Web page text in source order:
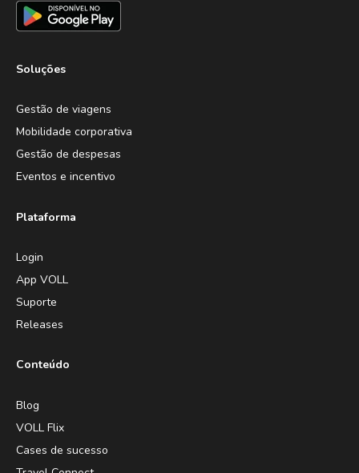
Soluções
Gestão de viagens
Mobilidade corporativa
Gestão de despesas
Eventos e incentivo
Plataforma
Login
App VOLL
Suporte
Releases
Conteúdo
Blog
VOLL Flix
Cases de sucesso